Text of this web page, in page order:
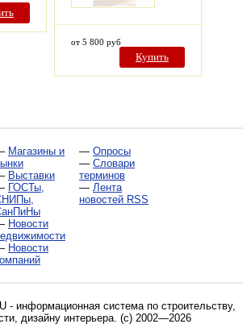
от 5 800 руб
Купить
Магазины и
Выставки
ГОСТы,
Новости
Новости
— Опросы
— Словари
терминов
— Лента
новостей RSS
- информационная система по строительству,
дизайну интерьера. (c) 2002—2026